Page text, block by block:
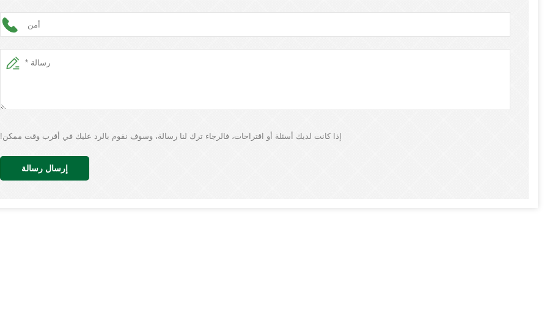
إذا كانت لديك أسئلة أو اقتراحات، فالرجاء ترك لنا رسالة، وسوف نقوم بالرد عليك في أقرب وقت ممكن!
إرسال رسالة